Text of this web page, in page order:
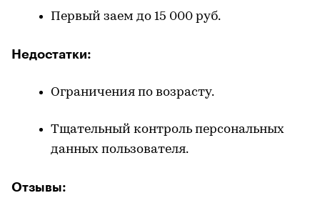
Первый заем до 15 000 руб.
Недостатки:
Ограничения по возрасту.
Тщательный контроль персональных
данных пользователя.
Отзывы: